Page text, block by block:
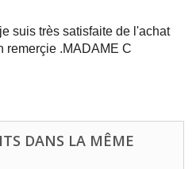
suis très satisfaite de l'achat
remerçie .MADAME C
DANS LA MÊME